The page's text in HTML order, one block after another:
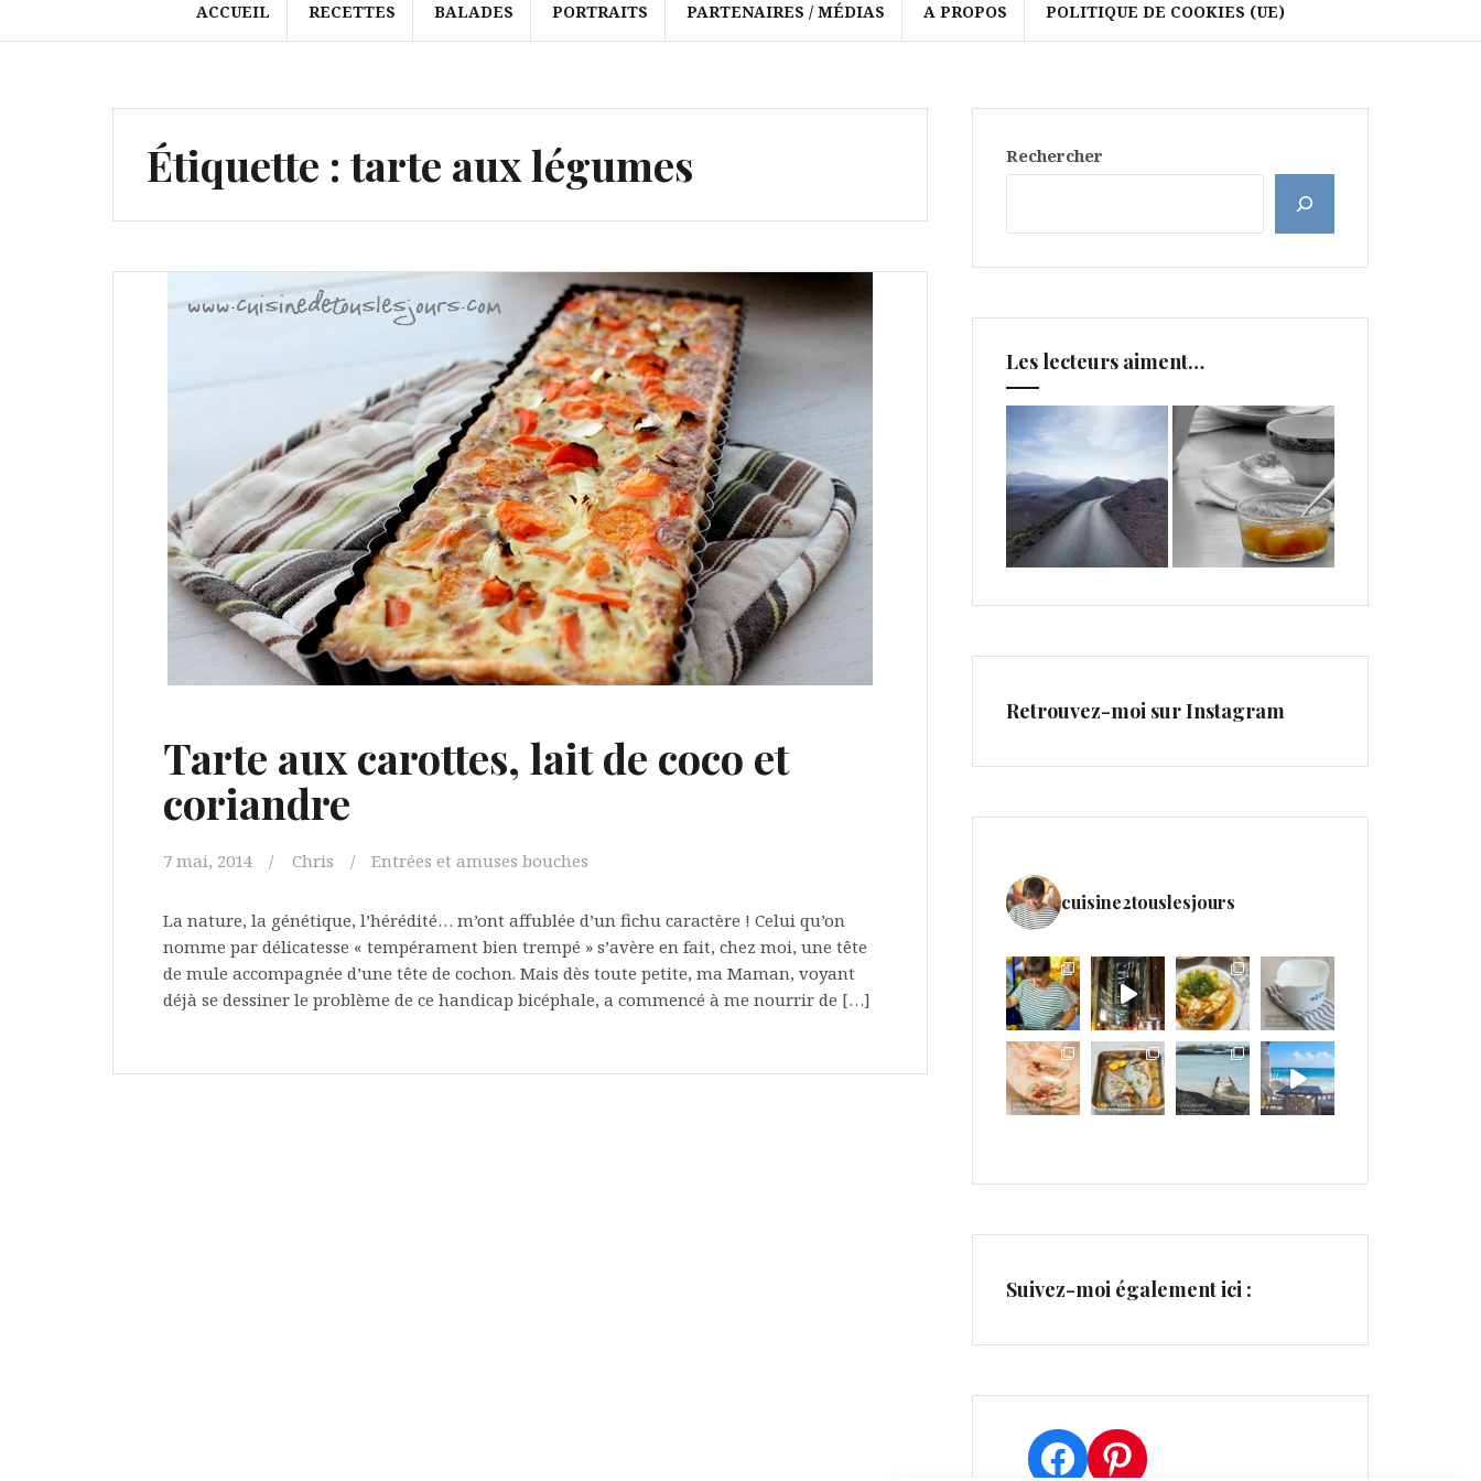
ACCUEIL RECETTES BALADES PORTRAITS PARTENAIRES / MÉDIAS A PROPOS POLITIQUE DE COOKIES (UE)
Étiquette :tarte aux légumes
Tarte aux carottes, lait de coco et
coriandre
7 mai, 2014 Chris Entrées et amuses bouches
La nature, la génétique, l’hérédité… m’ont affublée d’un fichu caractère ! Celui qu’on
nomme par délicatesse « tempérament bien trempé » s’avère en fait, chez moi, une tête
de mule accompagnée d’une tête de cochon. Mais dès toute petite, ma Maman, voyant
déjà se dessiner le problème de ce handicap bicéphale, a commencé à me nourrir de […]
Rechercher
Les lecteurs aiment…
Retrouvez-moi sur Instagram
cuisine2touslesjours
Suivez-moi également ici :
Facebook
Pinterest